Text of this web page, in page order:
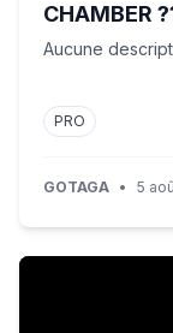
CHAMBER
Aucune
PRO
GOTAGA • 5
AI or real? BBC